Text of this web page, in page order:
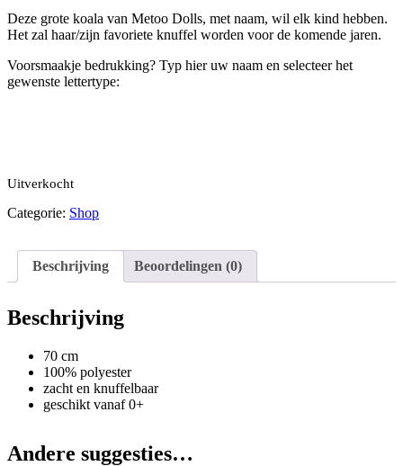
was:
€42,95.
is:
€39,95.
Deze grote koala van Metoo Dolls, met naam, wil elk kind hebben.
Het zal haar/zijn favoriete knuffel worden voor de komende jaren.
Voorsmaakje bedrukking? Typ hier uw naam en selecteer het
gewenste lettertype:
Uitverkocht
Categorie: Shop
Beschrijving Beoordelingen (0)
Beschrijving
70 cm
100% polyester
zacht en knuffelbaar
geschikt vanaf 0+
Andere suggesties…